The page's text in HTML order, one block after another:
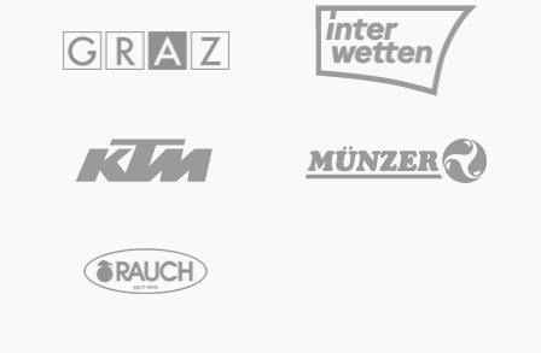
Alle anzeigen